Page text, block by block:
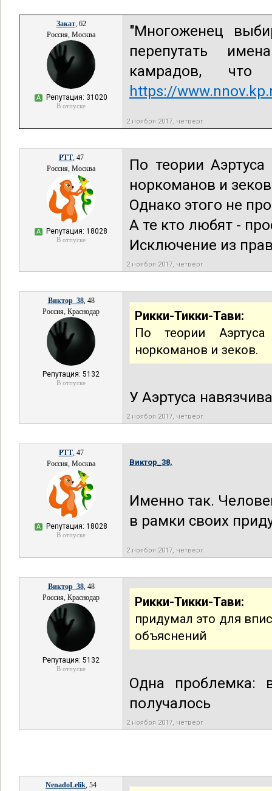
Закат, 62
Россия, Москва
А Репутация: 31020
В отпуске
"Многоженец
перепутать
камрадов,
https://
2 ноября 2017, четверг
РТТ, 47
Россия, Москва
А Репутация: 18028
В отпуске
По теории
норкоманов и
Однако этого не
А те кто любят -
Исключение из
2 ноября 2017, четверг
Виктор_38, 48
Россия, Краснодар
Репутация: 5132
В отпуске
Рикки-Тикки-Тави:
По теории
норкоманов и зеков.
У Аэртуса
2 ноября 2017, четверг
РТТ, 47
Россия, Москва
А Репутация: 18028
В отпуске
Виктор_38,
Именно так.
в рамки своих
2 ноября 2017, четверг
Виктор_38, 48
Россия, Краснодар
Репутация: 5132
В отпуске
Рикки-Тикки-Тави:
придумал это для
объяснений
Одна проблемка:
получалось
2 ноября 2017, четверг
NenadoLelik, 54